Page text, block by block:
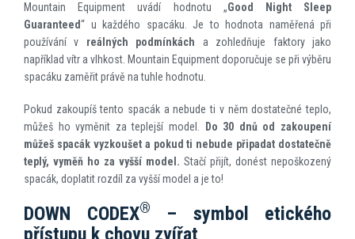
Mountain Equipment uvádí hodnotu „Good Night Sleep
Guaranteed“ u každého spacáku. Je to hodnota naměřená při
používání v reálných podmínkách a zohledňuje faktory jako
například vítr a vlhkost. Mountain Equipment doporučuje se při výběru
spacáku zaměřit právě na tuhle hodnotu.
Pokud zakoupíš tento spacák a nebude ti v něm dostatečné teplo,
můžeš ho vyměnit za teplejší model.
Do 30 dnů od zakoupení
můžeš spacák vyzkoušet a pokud ti nebude připadat dostatečně
teplý, vyměň ho za vyšší model. Stačí přijít, donést nepoškozený
spacák, doplatit rozdíl za vyšší model a je to!
DOWN CODEX®
– symbol etického
přístupu k chovu zvířat